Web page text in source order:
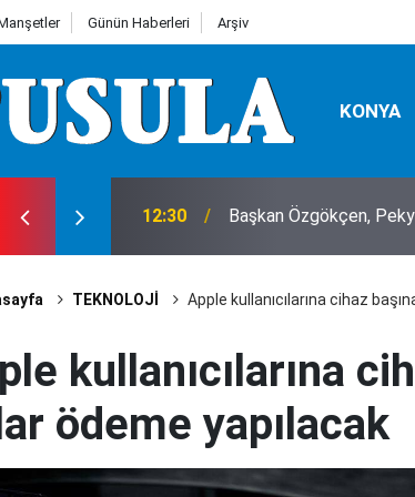
Günün Haberleri Arşiv
KONYA
12:30 Başkan Özgökçen,
TEKNOLOJİ Apple kullanıcılarına cihaz
kullanıcılarına
ödeme yapılacak